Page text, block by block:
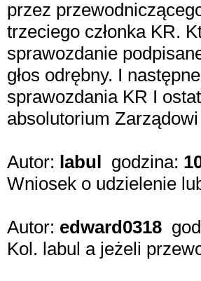
przez
trzeciego członka KR.
sprawozdanie
głos odrębny. I
sprawozdania KR I
absolutorium Zarządowi
Autor: labul godzina:
Wniosek o udzielenie
Autor: edward0318
Kol. labul a jeżeli